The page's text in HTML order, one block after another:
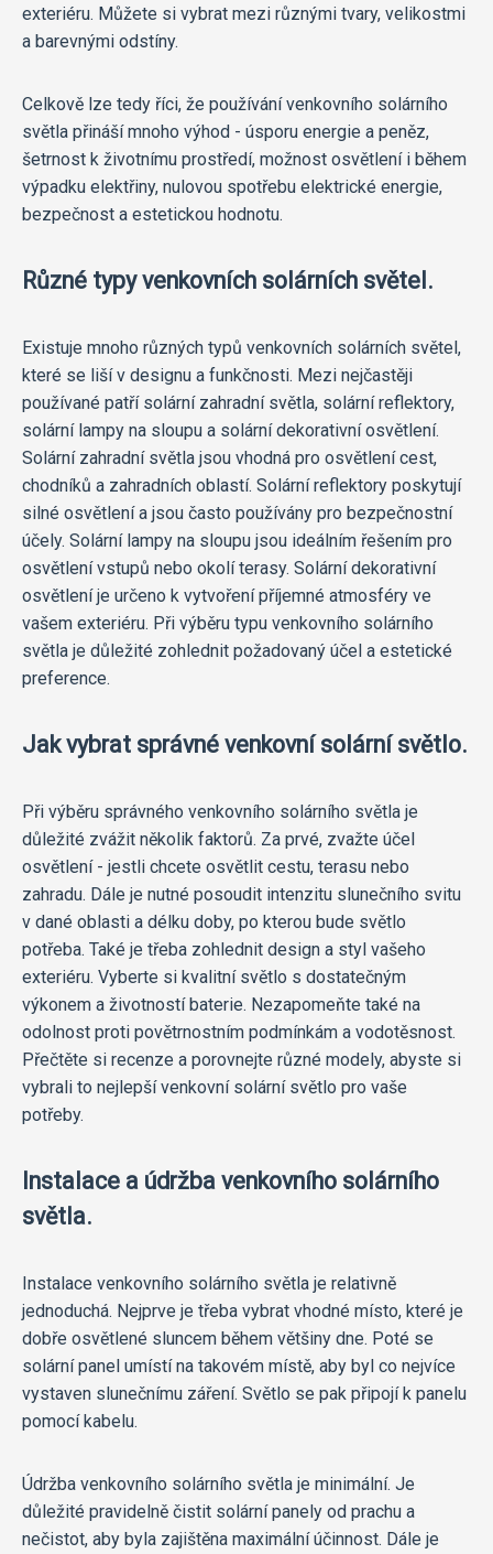
exteriéru. Můžete si vybrat mezi různými tvary, velikostmi
a barevnými odstíny.
Celkově lze tedy říci, že používání venkovního solárního
světla přináší mnoho výhod - úsporu energie a peněz,
šetrnost k životnímu prostředí, možnost osvětlení i během
výpadku elektřiny, nulovou spotřebu elektrické energie,
bezpečnost a estetickou hodnotu.
Různé typy venkovních solárních světel.
Existuje mnoho různých typů venkovních solárních světel,
které se liší v designu a funkčnosti. Mezi nejčastěji
používané patří solární zahradní světla, solární reflektory,
solární lampy na sloupu a solární dekorativní osvětlení.
Solární zahradní světla jsou vhodná pro osvětlení cest,
chodníků a zahradních oblastí. Solární reflektory poskytují
silné osvětlení a jsou často používány pro bezpečnostní
účely. Solární lampy na sloupu jsou ideálním řešením pro
osvětlení vstupů nebo okolí terasy. Solární dekorativní
osvětlení je určeno k vytvoření příjemné atmosféry ve
vašem exteriéru. Při výběru typu venkovního solárního
světla je důležité zohlednit požadovaný účel a estetické
preference.
Jak vybrat správné venkovní solární světlo.
Při výběru správného venkovního solárního světla je
důležité zvážit několik faktorů. Za prvé, zvažte účel
osvětlení - jestli chcete osvětlit cestu, terasu nebo
zahradu. Dále je nutné posoudit intenzitu slunečního svitu
v dané oblasti a délku doby, po kterou bude světlo
potřeba. Také je třeba zohlednit design a styl vašeho
exteriéru. Vyberte si kvalitní světlo s dostatečným
výkonem a životností baterie. Nezapomeňte také na
odolnost proti povětrnostním podmínkám a vodotěsnost.
Přečtěte si recenze a porovnejte různé modely, abyste si
vybrali to nejlepší venkovní solární světlo pro vaše
potřeby.
Instalace a údržba venkovního solárního
světla.
Instalace venkovního solárního světla je relativně
jednoduchá. Nejprve je třeba vybrat vhodné místo, které je
dobře osvětlené sluncem během většiny dne. Poté se
solární panel umístí na takovém místě, aby byl co nejvíce
vystaven slunečnímu záření. Světlo se pak připojí k panelu
pomocí kabelu.
Údržba venkovního solárního světla je minimální. Je
důležité pravidelně čistit solární panely od prachu a
nečistot, aby byla zajištěna maximální účinnost. Dále je